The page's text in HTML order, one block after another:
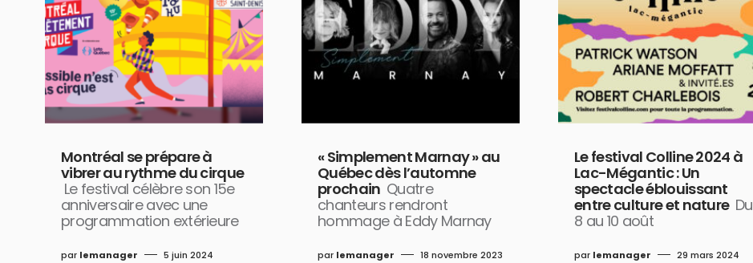
Montréal se prépare à
vibrer au rythme du cirque
Le festival célèbre son 15e
anniversaire avec une
programmation extérieure
par lemanager 5 juin 2024
« Simplement Marnay » au
Québec dès l’automne
prochain Quatre
chanteurs rendront
hommage à Eddy Marnay
par lemanager 18 novembre 2023
Le festival Colline 2024 à
Lac-Mégantic : Un
spectacle éblouissant
entre culture et nature Du
8 au 10 août
par lemanager 29 mars 2024